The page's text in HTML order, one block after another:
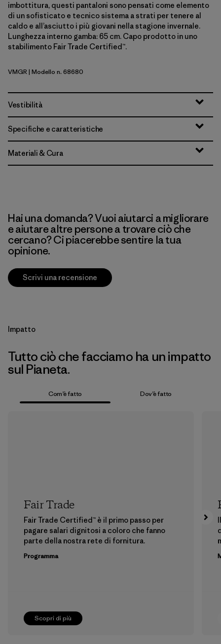
imbottitura, questi pantaloni sono pensati come elemento
di un sofisticato e tecnico sistema a strati per tenere al
caldo e all’asciutto i più giovani nella stagione invernale.
Lunghezza interno gamba: 65 cm. Capo prodotto in uno
stabilimento Fair Trade Certified™.
Vellum Green
VMGR| Modello n. 68680
Vestibilità
Specifiche e caratteristiche
Materiali & Cura
Hai una domanda? Vuoi aiutarci a migliorare
e aiutare altre persone a trovare ciò che
cercano? Ci piacerebbe sentire la tua
opinione.
Scrivi una recensione
Impatto
Tutto ciò che facciamo ha un impatto
sul Pianeta.
Com’è fatto Dov’è fatto
Scopri di più
Fair Trade
Fair Trade Certified™ è il primo passo per
pagare salari dignitosi a coloro che fanno
parte della nostra rete di fornitura.
Programma